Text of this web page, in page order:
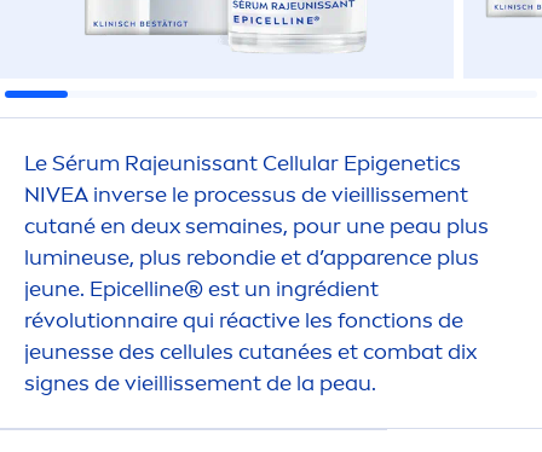
Le Sérum Rajeunissant Cellular Epigenetics
NIVEA inverse le processus de vieillissement
cutané en deux semaines, pour une peau plus
lumineuse, plus rebondie et d’apparence plus
jeune. Epicelline® est un ingrédient
révolutionnaire qui réactive les fonctions de
jeunesse des cellules cutanées et combat dix
signes de vieillissement de la peau.